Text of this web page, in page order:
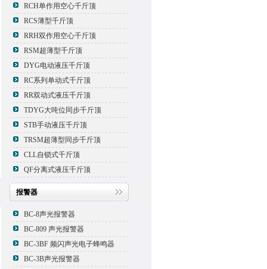
RCH单作用空心千斤顶
RCS薄型千斤顶
RRH双作用空心千斤顶
RSM超薄型千斤顶
DYG电动液压千斤顶
RC系列单动式千斤顶
RR双动式液压千斤顶
TDYG大吨位同步千斤顶
STB手动液压千斤顶
TRSM超薄型同步千斤顶
CLL自锁式千斤顶
QF分离式液压千斤顶
报警器
BC-8声光报警器
BC-809 声光报警器
BC-3BF 频闪声光电子蜂鸣器
BC-3B声光报警器